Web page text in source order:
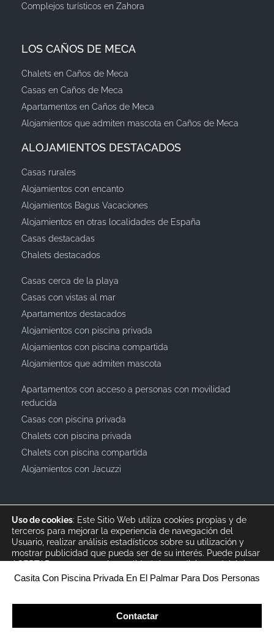
Complejos turísticos en Zahora
LOS CAÑOS DE MECA
Chalets en Caños de Meca
Casas en Caños de Meca
Apartamentos en Caños de Meca
Alojamientos que admiten mascota en Caños de Meca
ALOJAMIENTOS DESTACADOS
Casas rurales
Alojamientos con encanto
Alojamientos Bagus Vacaciones
Alojamientos en otras localidades de España
Casas destacadas
Chalets destacados
Casas cerca de la playa
Casas con vistas al mar
Apartamentos destacados
Alojamientos con piscina privada
Alojamientos con piscina compartida
Alojamientos que admiten mascota
Apartamentos con acceso a personas con movilidad
reducida
Casas con piscina privada
Chalets con piscina privada
Chalets con piscina compartida
Alojamientos con Jacuzzi
© 2019 All rights reserved Bagus Vacaciones :: Alquiler
info@bagusvacaciones.es · Tel.: 610 89 35 05 · Diseño Web
Uso de cookies: Este Sitio Web utiliza cookies propias y de
terceros para mejorar la experiencia de navegación del
Usuario, realizar análisis estadísticos sobre su utilización y
mostrar publicidad que pueda ser de su interés. Puede pulsar
ACEPTAR para aceptar la totalidad de condiciones delAviso
Legal,Política de Privacidad ylaPolíticade Cookies , o puede
Configurar
Casita Con Piscina Privada En El Palmar Para Dos Personas
Contactar